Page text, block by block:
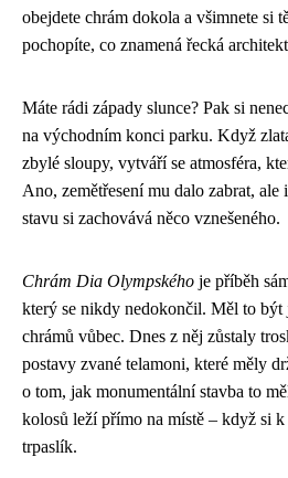
obejdete chrám dokola a všimnete si
pochopíte, co znamená řecká
Máte rádi západy slunce? Pak si
na východním konci parku. Když
zbylé sloupy, vytváří se atmosféra,
Ano, zemětřesení mu dalo zabrat,
stavu si zachovává něco vznešeného.
Chrám Dia Olympského je příběh
který se nikdy nedokončil. Měl to být
chrámů vůbec. Dnes z něj zůstaly
postavy zvané telamoni, které měly
o tom, jak monumentální stavba to
kolosů leží přímo na místě – když si
trpaslík.